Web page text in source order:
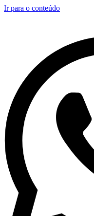
Ir para o conteúdo